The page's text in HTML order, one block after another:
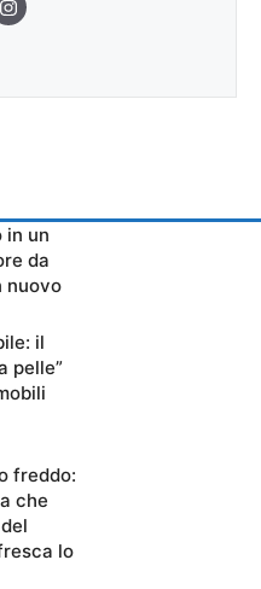
in un
da
nuovo
il
pelle”
freddo:
che
lo